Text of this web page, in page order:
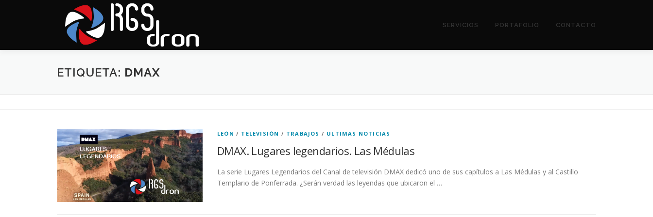
SERVICIOS PORTAFOLIO CONTACTO
ETIQUETA: DMAX
LEÓN / TELEVISIÓN / TRABAJOS / ULTIMAS NOTICIAS
DMAX. Lugares legendarios. Las Médulas
La serie Lugares Legendarios del Canal de televisión DMAX dedicó uno de sus capítulos a Las Médulas y al Castillo
Templario de Ponferrada. ¿Serán verdad las leyendas que ubicaron el …